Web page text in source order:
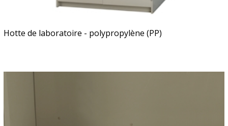
Hotte de laboratoire - polypropylène (PP)